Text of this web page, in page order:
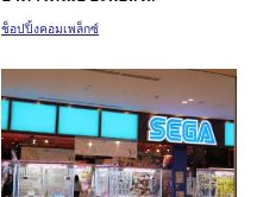
ช็อปปิ้งคอมเพล็กซ์